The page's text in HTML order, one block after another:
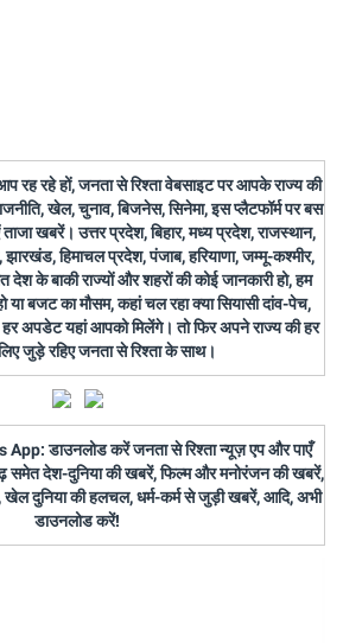
रह रहे हों, जनता से रिश्ता वेबसाइट पर आपके राज्य की
खेल, चुनाव, बिजनेस, सिनेमा, इस प्लैटफॉर्म पर बस
खबरें। उत्तर प्रदेश, बिहार, मध्य प्रदेश, राजस्थान,
झारखंड, हिमाचल प्रदेश, पंजाब, हरियाणा, जम्मू-कश्मीर,
देश के बाकी राज्यों और शहरों की कोई जानकारी हो, हम
या बजट का मौसम, कहां चल रहा क्या सियासी दांव-पेच,
अपडेट यहां आपको मिलेंगे। तो फिर अपने राज्य की हर
जुड़े रहिए जनता से रिश्ता के साथ।
डाउनलोड करें जनता से रिश्ता न्यूज़ एप और पाएँ
समेत देश-दुनिया की खबरें, फिल्म और मनोरंजन की खबरें,
दुनिया की हलचल, धर्म-कर्म से जुड़ी खबरें, आदि, अभी
डाउनलोड करें!